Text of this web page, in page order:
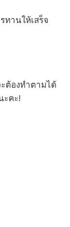
ทานให้เสร็จ
ต้องทำตามได้
ะคะ!